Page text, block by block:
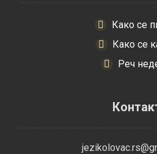
Како се
Како се
Реч